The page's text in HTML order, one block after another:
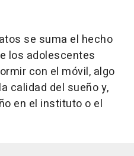
se suma el hecho
los adolescentes
con el móvil, algo
calidad del sueño y,
en el instituto o el